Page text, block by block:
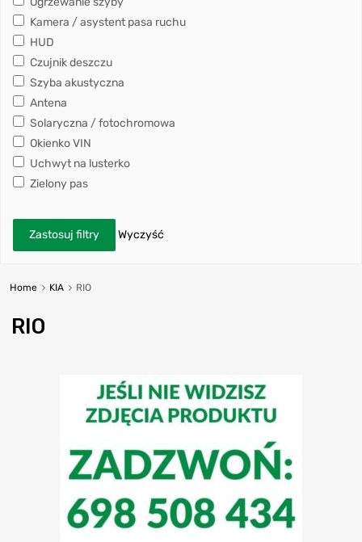
Kamera / asystent pasa ruchu
HUD
Czujnik deszczu
Szyba akustyczna
Antena
Solaryczna / fotochromowa
Okienko VIN
Uchwyt na lusterko
Zielony pas
Zastosuj filtry Wyczyść
Home KIA RIO
RIO